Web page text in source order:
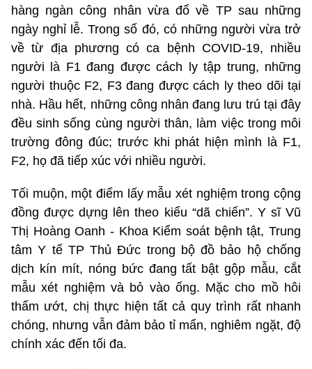
hàng ngàn công nhân vừa đổ về TP sau những
ngày nghỉ lễ. Trong số đó, có những người vừa trở
về từ địa phương có ca bệnh COVID-19, nhiều
người là F1 đang được cách ly tập trung, những
người thuộc F2, F3 đang được cách ly theo dõi tại
nhà. Hầu hết, những công nhân đang lưu trú tại đây
đều sinh sống cùng người thân, làm việc trong môi
trường đông đúc; trước khi phát hiện mình là F1,
F2, họ đã tiếp xúc với nhiều người.
Tối muộn, một điểm lấy mẫu xét nghiệm trong cộng
đồng được dựng lên theo kiểu “dã chiến”. Y sĩ Vũ
Thị Hoàng Oanh - Khoa Kiểm soát bệnh tật, Trung
tâm Y tế TP Thủ Đức trong bộ đồ bảo hộ chống
dịch kín mít, nóng bức đang tất bật gộp mẫu, cắt
mẫu xét nghiệm và bỏ vào ống. Mặc cho mồ hôi
thấm ướt, chị thực hiện tất cả quy trình rất nhanh
chóng, nhưng vẫn đảm bảo tỉ mẩn, nghiêm ngặt, độ
chính xác đến tối đa.